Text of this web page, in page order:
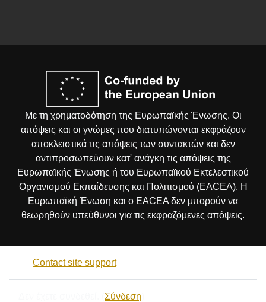
Με τη χρηματοδότηση της Ευρωπαϊκής Ένωσης. Οι
απόψεις και οι γνώμες που διατυπώνονται εκφράζουν
αποκλειστικά τις απόψεις των συντακτών και δεν
αντιπροσωπεύουν κατ' ανάγκη τις απόψεις της
Ευρωπαϊκής Ένωσης ή του Ευρωπαϊκού Εκτελεστικού
Οργανισμού Εκπαίδευσης και Πολιτισμού (EACEA). Η
Ευρωπαϊκή Ένωση και ο EACEA δεν μπορούν να
θεωρηθούν υπεύθυνοι για τις εκφραζόμενες απόψεις.
Contact site support
Σύνδεση